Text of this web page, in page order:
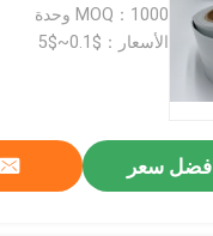
MOQ：1000 وحدة
الأسعار：$0.1~$5
افضل سعر